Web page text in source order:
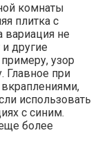
комнаты
плитка с
вариация не
другие
узор
Главное при
использовать
с синим.
более